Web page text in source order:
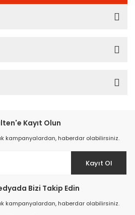
Kayıt Olun
kampanyalardan, haberdar olabilirsiniz.
Kayıt Ol
Bizi Takip Edin
kampanyalardan, haberdar olabilirsiniz.